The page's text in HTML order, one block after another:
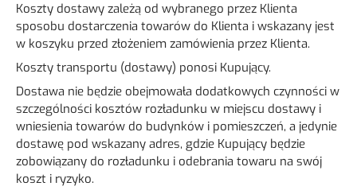
Koszty dostawy zależą od wybranego przez Klienta
sposobu dostarczenia towarów do Klienta i wskazany jest
w koszyku przed złożeniem zamówienia przez Klienta.
Koszty transportu (dostawy) ponosi Kupujący.
Dostawa nie będzie obejmowała dodatkowych czynności w
szczególności kosztów rozładunku w miejscu dostawy i
wniesienia towarów do budynków i pomieszczeń, a jedynie
dostawę pod wskazany adres, gdzie Kupujący będzie
zobowiązany do rozładunku i odebrania towaru na swój
koszt i ryzyko.